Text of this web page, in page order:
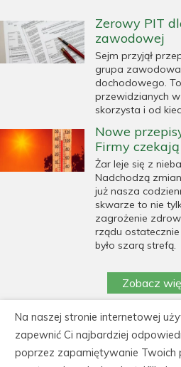
Zerowy PIT
zawodowej
Sejm przyjął
grupa
dochodowego.
przewidzianych
skorzysta i od
Nowe
Firmy
Żar leje się z
Nadchodzą
już nasza
skwarze to nie
zagrożenie
rządu
było szarą strefą.
Zobacz
https://cedeka.pl/wp-
content/uploads/
Na naszej stronie internetowej
zapewnić Ci najbardziej
poprzez zapamiętywanie Twoich